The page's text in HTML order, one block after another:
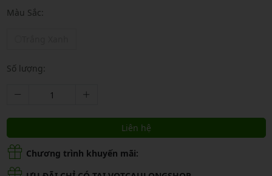
Màu Sắc:
Số lượng:
Liên hệ
Chương trình khuyến mãi: